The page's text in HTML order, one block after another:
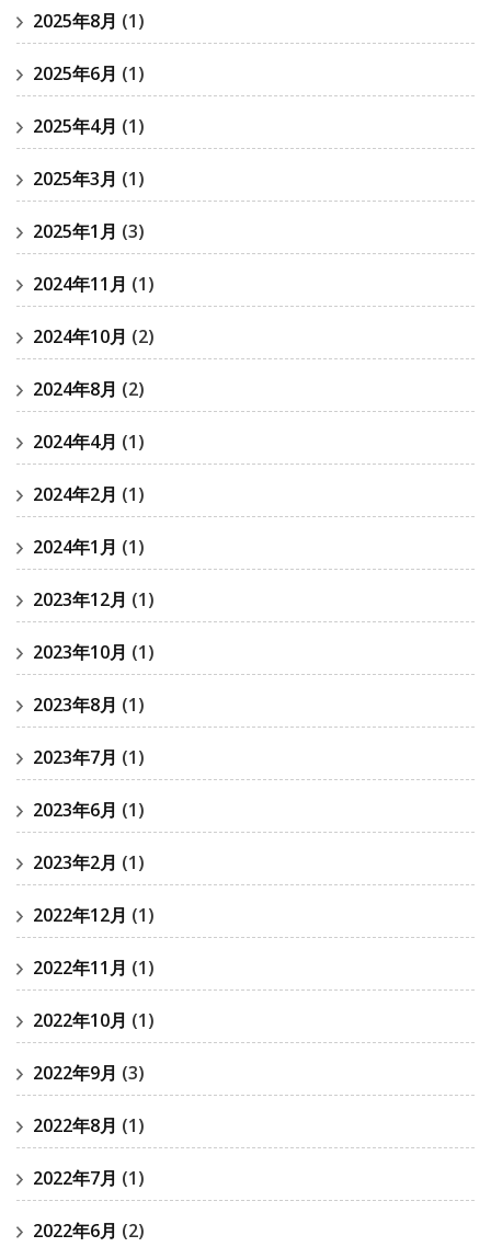
2025年8月 (1)
2025年6月 (1)
2025年4月 (1)
2025年3月 (1)
2025年1月 (3)
2024年11月 (1)
2024年10月 (2)
2024年8月 (2)
2024年4月 (1)
2024年2月 (1)
2024年1月 (1)
2023年12月 (1)
2023年10月 (1)
2023年8月 (1)
2023年7月 (1)
2023年6月 (1)
2023年2月 (1)
2022年12月 (1)
2022年11月 (1)
2022年10月 (1)
2022年9月 (3)
2022年8月 (1)
2022年7月 (1)
2022年6月 (2)